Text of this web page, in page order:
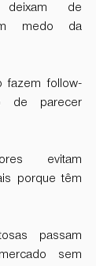
deixam de
medo da
fazem follow-
de parecer
evitam
porque têm
passam
sem